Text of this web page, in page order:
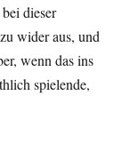
dieser
wider aus, und
wenn das ins
spielende,